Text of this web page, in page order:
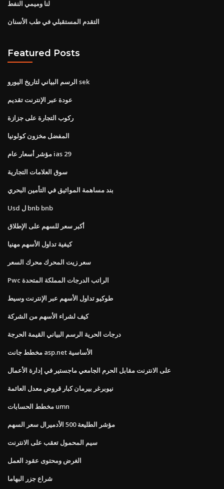
لنا وميمي النفط
التقدم المستقبلي في طب الأسنان
Featured Posts
الرسم البياني لتاريخ اليورو sek
عودة عبر الإنترنت تقديم
ركوب التجارة على جزازة
المفضل مخزون كولونيا
مؤشر أسعار عام ias 29
سوق العلامات التجارية
بند مساهمة المواثيق في التأمين البحري
Usd ل bnb bnb
أكبر سعر للسهم على الإطلاق
كيفية تداول الأسهم مهنيا
سعر زيت المحرك محرك السعر
Pwc الراتب الدرجات المملكة المتحدة
طوكيو تداول الأسهم عبر الإنترنت وسيط
كيف لشراء الأسهم من الشركة
درجات الحرية الرسم البياني القيمة الحرجة
مخطط جانت asp.net الأساسية
على الانترنت مقابل الحرم الجامعي ماجستير في إدارة الأعمال
نيوبرغر بيرمان كبار قروض معدل العائمة
مخطط الحسابات umn
مؤشر الطليعة 500 الأدميرال سعر السهم
سيم المحمول تعقب على الانترنت
الغرض ومحتوى عقود العمل
شراع جزر البهاما